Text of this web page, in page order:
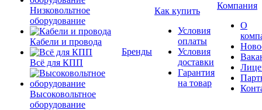
Низковольтное
оборудование
Кабели и провода
Всё для КПП
Высоковольтное
оборудование
Бренды
Как купить
Условия
оплаты
Условия
доставки
Гарантия
на товар
Компания
О